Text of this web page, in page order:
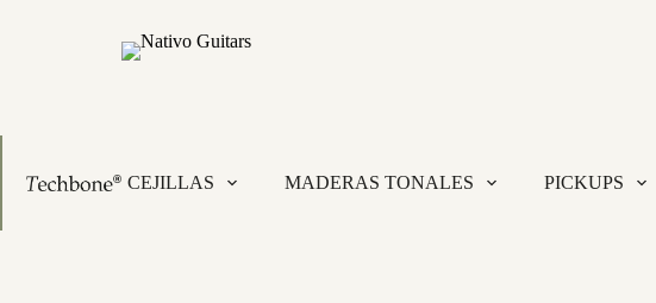
CEJILLAS MADERAS TONALES PICKUPS